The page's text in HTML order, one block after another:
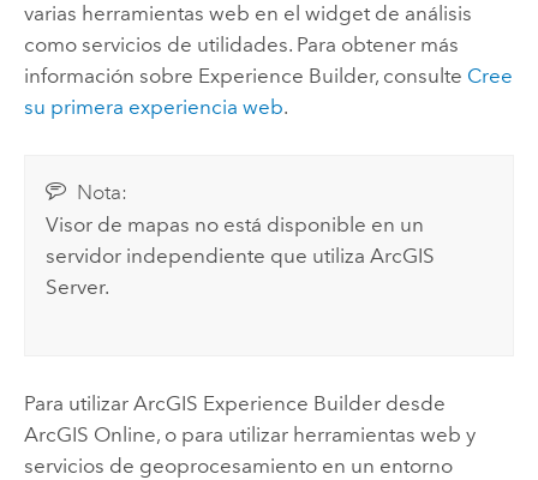
varias herramientas web en el widget de análisis
como servicios de utilidades. Para obtener más
información sobre Experience Builder, consulte Cree
su primera experiencia web.
Nota:
Visor de mapas no está disponible en un
servidor independiente que utilizaArcGIS
Server.
Para utilizar ArcGIS Experience Builderdesde
ArcGIS Online, o para utilizar herramientas web y
servicios de geoprocesamiento en un entorno